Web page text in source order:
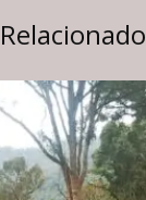
Relacionado